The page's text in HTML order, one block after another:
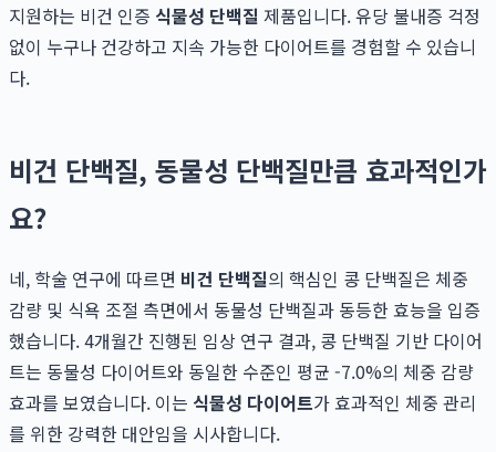
지원하는 비건 인증 식물성 단백질 제품입니다. 유당 불내증 걱정
없이 누구나 건강하고 지속 가능한 다이어트를 경험할 수 있습니
다.
비건 단백질, 동물성 단백질만큼 효과적인가
요?
네, 학술 연구에 따르면 비건 단백질의 핵심인 콩 단백질은 체중
감량 및 식욕 조절 측면에서 동물성 단백질과 동등한 효능을 입증
했습니다. 4개월간 진행된 임상 연구 결과, 콩 단백질 기반 다이어
트는 동물성 다이어트와 동일한 수준인 평균 -7.0%의 체중 감량
효과를 보였습니다. 이는 식물성 다이어트가 효과적인 체중 관리
를 위한 강력한 대안임을 시사합니다.